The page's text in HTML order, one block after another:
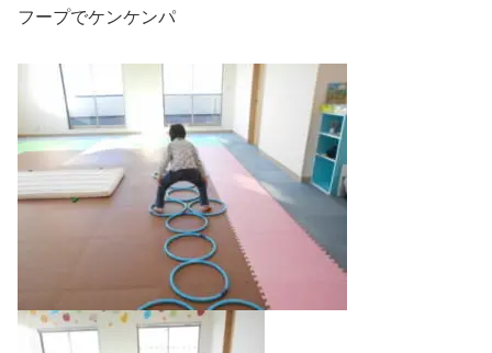
フープでケンケンパ